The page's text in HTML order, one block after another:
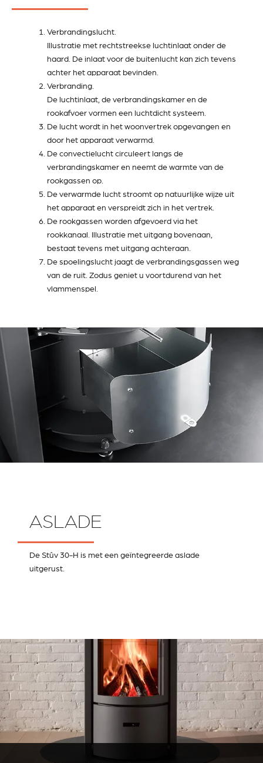
Verbrandingslucht.
Illustratie met rechtstreekse luchtinlaat onder de
haard. De inlaat voor de buitenlucht kan zich tevens
achter het apparaat bevinden.
Verbranding.
De luchtinlaat, de verbrandingskamer en de
rookafvoer vormen een luchtdicht systeem.
De lucht wordt in het woonvertrek opgevangen en
door het apparaat verwarmd.
De convectielucht circuleert langs de
verbrandingskamer en neemt de warmte van de
rookgassen op.
De verwarmde lucht stroomt op natuurlijke wijze uit
het apparaat en verspreidt zich in het vertrek.
De rookgassen worden afgevoerd via het
rookkanaal. Illustratie met uitgang bovenaan,
bestaat tevens met uitgang achteraan.
De spoelingslucht jaagt de verbrandingsgassen weg
van de ruit. Zodus geniet u voortdurend van het
vlammenspel.
ASLADE
De Stûv 30-H is met een geïntegreerde aslade
uitgerust.